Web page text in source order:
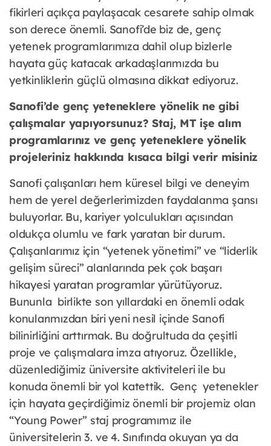
fikirleri açıkça paylaşacak cesarete sahip olmak
son derece önemli. Sanofi’de biz de, genç
yetenek programlarımıza dahil olup bizlerle
hayata güç katacak arkadaşlarımızda bu
yetkinliklerin güçlü olmasına dikkat ediyoruz.
Sanofi’de genç yeteneklere yönelik ne gibi
çalışmalar yapıyorsunuz? Staj, MT işe alım
programlarınız ve genç yeteneklere yönelik
projeleriniz hakkında kısaca bilgi verir misiniz
Sanofi çalışanları hem küresel bilgi ve deneyim
hem de yerel değerlerimizden faydalanma şansı
buluyorlar. Bu, kariyer yolculukları açısından
oldukça olumlu ve fark yaratan bir durum.
Çalışanlarımız için “yetenek yönetimi” ve “liderlik
gelişim süreci” alanlarında pek çok başarı
hikayesi yaratan programlar yürütüyoruz.
Bununla birlikte son yıllardaki en önemli odak
konularımızdan biri yeni nesil içinde Sanofi
bilinirliğini arttırmak. Bu doğrultuda da çeşitli
proje ve çalışmalara imza atıyoruz. Özellikle,
düzenlediğimiz üniversite aktiviteleri ile bu
konuda önemli bir yol katettik. Genç yetenekler
için hayata geçirdiğimiz önemli bir projemiz olan
“Young Power” staj programımız ile
üniversitelerin 3. ve 4. Sınıfında okuyan ya da